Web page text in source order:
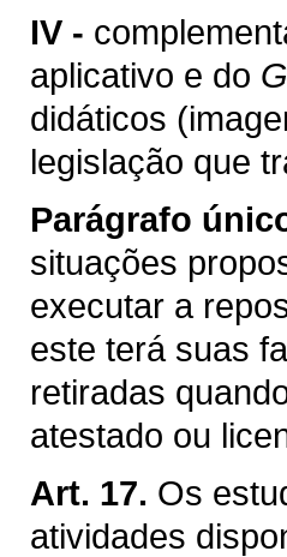
IV -
aplicativo e do
didáticos
legislação que
Parágrafo
situações
executar a
este terá suas
retiradas
atestado ou
Art. 17. Os
atividades